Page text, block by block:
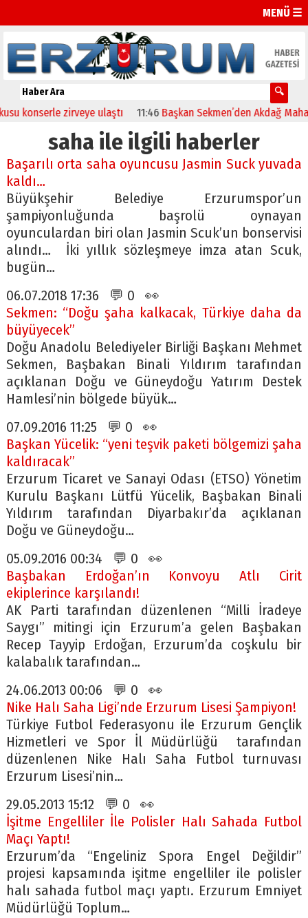
MENÜ ☰
zirveye ulaştı 11:46 Başkan Sekmen’den Akdağ
saha ile ilgili haberler
Başarılı orta saha oyuncusu Jasmin Suck yuvada
kaldı…
Büyükşehir Belediye Erzurumspor’un
şampiyonluğunda başrolü oynayan
oyunculardan biri olan Jasmin Scuk’un bonservisi
alındı… İki yıllık sözleşmeye imza atan Scuk,
bugün…
06.07.2018 17:36 💬 0 👀
Sekmen: “Doğu şaha kalkacak, Türkiye daha da
büyüyecek”
Doğu Anadolu Belediyeler Birliği Başkanı Mehmet
Sekmen, Başbakan Binali Yıldırım tarafından
açıklanan Doğu ve Güneydoğu Yatırım Destek
Hamlesi’nin bölgede büyük…
07.09.2016 11:25 💬 0 👀
Başkan Yücelik: “yeni teşvik paketi bölgemizi şaha
kaldıracak”
Erzurum Ticaret ve Sanayi Odası (ETSO) Yönetim
Kurulu Başkanı Lütfü Yücelik, Başbakan Binali
Yıldırım tarafından Diyarbakır’da açıklanan
Doğu ve Güneydoğu…
05.09.2016 00:34 💬 0 👀
Başbakan Erdoğan’ın Konvoyu Atlı Cirit
ekiplerince karşılandı!
AK Parti tarafından düzenlenen “Milli İradeye
Saygı” mitingi için Erzurum’a gelen Başbakan
Recep Tayyip Erdoğan, Erzurum’da coşkulu bir
kalabalık tarafından…
24.06.2013 00:06 💬 0 👀
Nike Halı Saha Ligi’nde Erzurum Lisesi Şampiyon!
Türkiye Futbol Federasyonu ile Erzurum Gençlik
Hizmetleri ve Spor İl Müdürlüğü tarafından
düzenlenen Nike Halı Saha Futbol turnuvası
Erzurum Lisesi’nin…
29.05.2013 15:12 💬 0 👀
İşitme Engelliler İle Polisler Halı Sahada Futbol
Maçı Yaptı!
Erzurum’da “Engeliniz Spora Engel Değildir”
projesi kapsamında işitme engelliler ile polisler
halı sahada futbol maçı yaptı. Erzurum Emniyet
Müdürlüğü Toplum…